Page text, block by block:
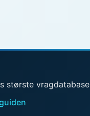
største vragdatabase